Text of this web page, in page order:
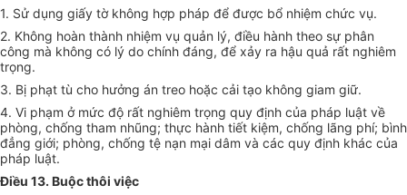
1. Sử dụng giấy tờ không hợp pháp để được bổ nhiệm chức vụ.
2. Không hoàn thành nhiệm vụ quản lý, điều hành theo sự phân
công mà không có lý do chính đáng, để xảy ra hậu quả rất nghiêm
trọng.
3. Bị phạt tù cho hưởng án treo hoặc cải tạo không giam giữ.
4. Vi phạm ở mức độ rất nghiêm trọng quy định của pháp luật về
phòng, chống tham nhũng; thực hành tiết kiệm, chống lãng phí; bình
đẳng giới; phòng, chống tệ nạn mại dâm và các quy định khác của
pháp luật.
Điều 13. Buộc thôi việc